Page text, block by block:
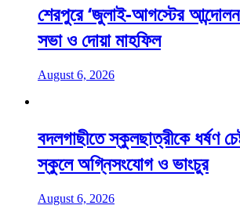
শেরপুরে ‘জুলাই-আগস্টের
সভা ও দোয়া মাহফিল
August 6, 2026
বদলগাছীতে স্কুলছাত্রীকে ধর্ষণ
স্কুলে অগ্নিসংযোগ ও ভাংচুর
August 6, 2026